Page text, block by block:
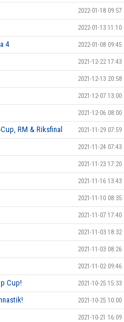
2022-01-18 09:57
2022-01-13 11:10
4 2022-01-08 09:45
2021-12-22 17:43
2021-12-13 20:58
2021-12-07 13:00
2021-12-06 08:00
RM & Riksfinal 2021-11-29 07:59
2021-11-24 07:43
2021-11-23 17:20
2021-11-16 13:43
2021-11-10 08:35
2021-11-07 17:40
2021-11-03 18:32
2021-11-03 08:26
2021-11-02 09:46
Cup! 2021-10-25 15:33
2021-10-25 10:00
2021-10-21 16:09